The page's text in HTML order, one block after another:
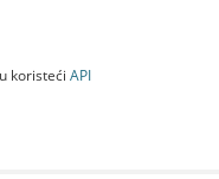
koristeći API